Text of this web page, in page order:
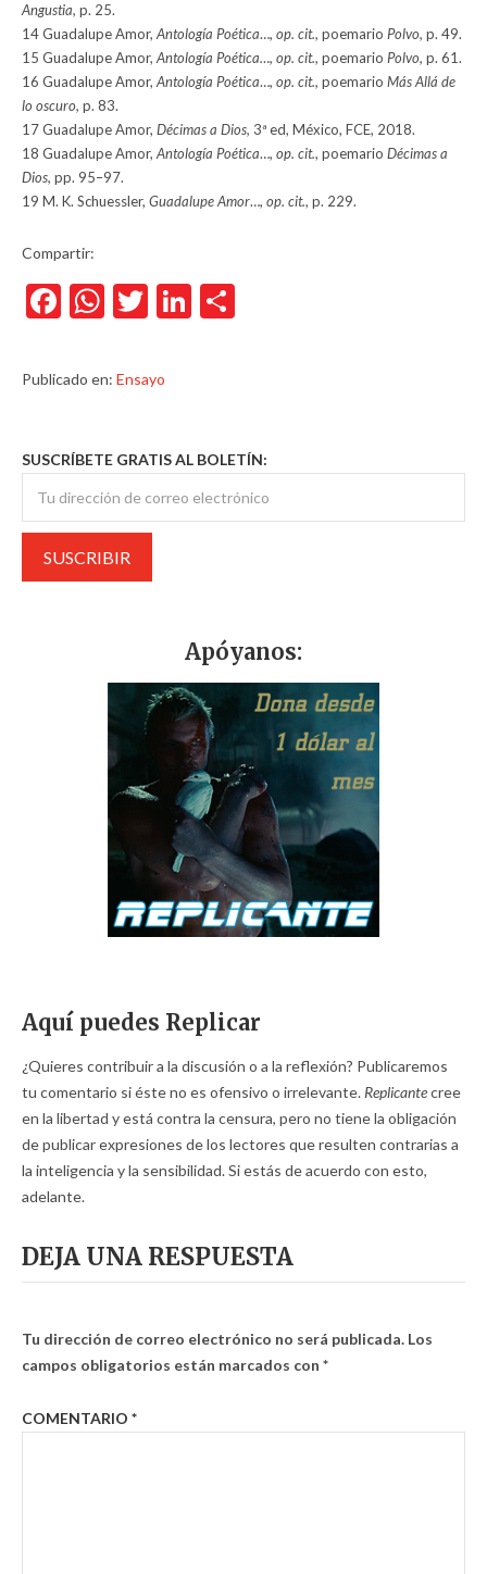
Angustia, p. 25.
14 Guadalupe Amor, Antología Poética…, op. cit., poemario Polvo, p. 49.
15 Guadalupe Amor, Antología Poética…, op. cit., poemario Polvo, p. 61.
16 Guadalupe Amor, Antología Poética…, op. cit., poemario Más Allá de
lo oscuro, p. 83.
17 Guadalupe Amor, Décimas a Dios, 3ª ed, México, FCE, 2018.
18 Guadalupe Amor, Antología Poética…, op. cit., poemario Décimas a
Dios, pp. 95–97.
19 M. K. Schuessler, Guadalupe Amor…, op. cit., p. 229.
Compartir:
Facebook
WhatsApp
TwitterLinkedIn
Publicado en: Ensayo
SUSCRÍBETE GRATIS AL BOLETÍN:
Apóyanos:
Aquí puedes Replicar
¿Quieres contribuir a la discusión o a la reflexión? Publicaremos
tu comentario si éste no es ofensivo o irrelevante. Replicantecree
en la libertad y está contra la censura, pero no tiene la obligación
de publicar expresiones de los lectores que resulten contrarias a
la inteligencia y la sensibilidad. Si estás de acuerdo con esto,
adelante.
DEJA UNA RESPUESTA
Tu dirección de correo electrónico no será publicada. Los
campos obligatorios están marcados con *
COMENTARIO *